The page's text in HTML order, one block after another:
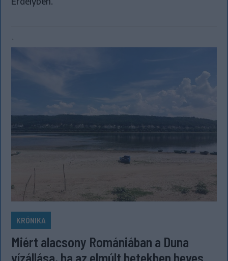
`
KRÓNIKA
Miért alacsony Romániában a Duna
vízállása, ha az elmúlt hetekben heves